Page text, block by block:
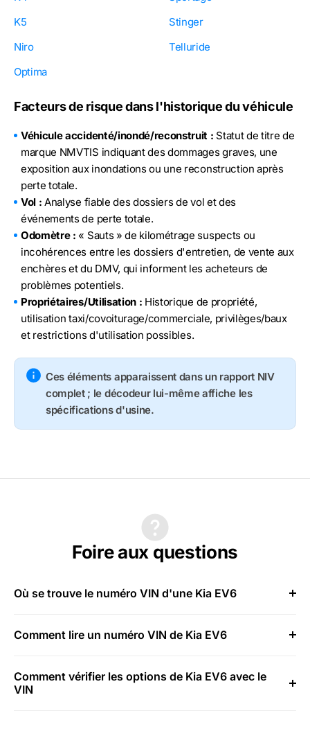
K5
Niro
Optima
Stinger
Telluride
Facteurs de risque dans l'historique du véhicule
Véhicule accidenté/inondé/reconstruit : Statut de titre de
marque NMVTIS indiquant des dommages graves, une
exposition aux inondations ou une reconstruction après
perte totale.
Vol : Analyse fiable des dossiers de vol et des
événements de perte totale.
Odomètre : « Sauts » de kilométrage suspects ou
incohérences entre les dossiers d'entretien, de vente aux
enchères et du DMV, qui informent les acheteurs de
problèmes potentiels.
Propriétaires/Utilisation : Historique de propriété,
utilisation taxi/covoiturage/commerciale, privilèges/baux
et restrictions d'utilisation possibles.
Ces éléments apparaissent dans un rapport NIV
complet ; le décodeur lui-même affiche les
spécifications d'usine.
Foire aux questions
Où se trouve le numéro VIN d'une Kia EV6
Comment lire un numéro VIN de Kia EV6
Comment vérifier les options de Kia EV6 avec le
VIN